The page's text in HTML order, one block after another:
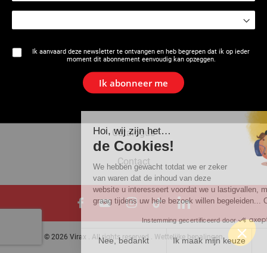
Het merk
Actualiteiten
Catalogus
Contact
© 2026 Virax . All rights reserved . Wettelijke bepalingen
Ik aanvaard deze newsletter te ontvangen en heb begrepen dat ik op ieder
moment dit abonnement eenvoudig kan opzeggen.
Ik abonneer me
Hoi, wij zijn het…
de Cookies!
We hebben gewacht totdat we er zeker
van waren dat de inhoud van deze
website u interesseert voordat we u lastigvallen, maar we
graag tijdens uw hele bezoek willen begeleiden... OK voor u?
Instemming gecertificeerd door
Nee, bedankt Ik maak mijn keuze OK voor